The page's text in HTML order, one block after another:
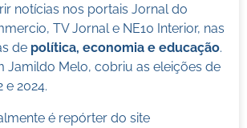
notícias nos portais Jornal do
TV Jornal e NE10 Interior, nas
de política, economia e educação.
Jamildo Melo, cobriu as eleições de
e 2024.
é repórter do site